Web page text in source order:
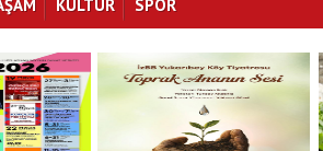
KÜLTÜR SPOR